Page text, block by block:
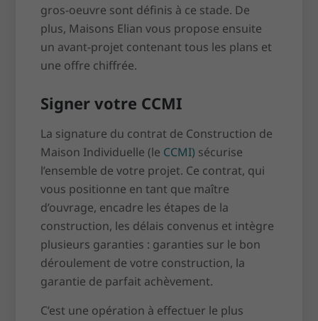
gros-oeuvre sont définis à ce stade. De
plus, Maisons Elian vous propose ensuite
un avant-projet contenant tous les plans et
une offre chiffrée.
Signer votre CCMI
La signature du contrat de Construction de
Maison Individuelle (le CCMI) sécurise
l’ensemble de votre projet. Ce contrat, qui
vous positionne en tant que maître
d’ouvrage, encadre les étapes de la
construction, les délais convenus et intègre
plusieurs garanties : garanties sur le bon
déroulement de votre construction, la
garantie de parfait achèvement.
C’est une opération à effectuer le plus